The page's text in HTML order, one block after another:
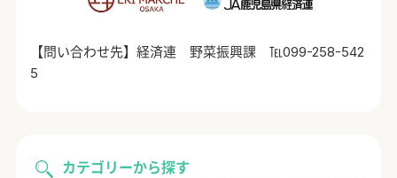
カテゴリーから探す
【問い合わせ先】経済連 野菜振興課 ℡099-258-542
5